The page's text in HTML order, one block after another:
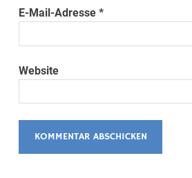
E-Mail-Adresse*
Website